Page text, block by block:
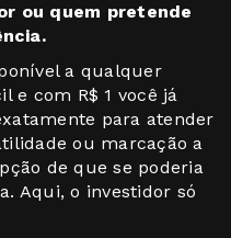
ou quem pretende
a qualquer
e com R$ 1 você já
para atender
ou marcação a
de que se poderia
Aqui, o investidor só